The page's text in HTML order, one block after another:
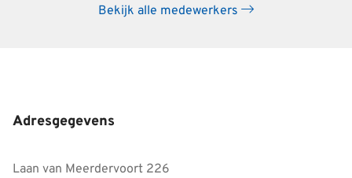
Bekijk alle medewerkers
Adresgegevens
Laan van Meerdervoort 226